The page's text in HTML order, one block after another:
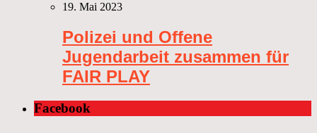
19. Mai 2023
Polizei und Offene
Jugendarbeit zusammen für
FAIR PLAY
Facebook